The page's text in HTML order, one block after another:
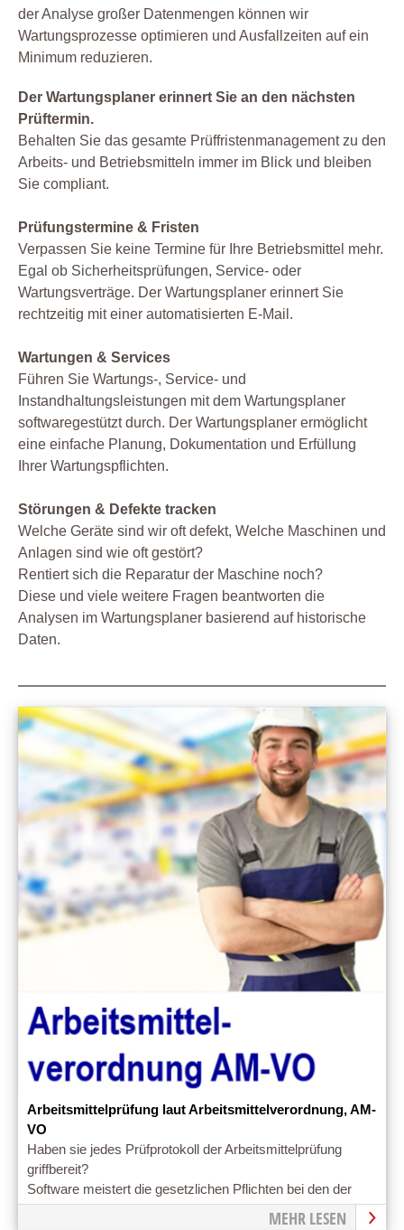
der Analyse großer Datenmengen können wir
Wartungsprozesse optimieren und Ausfallzeiten auf ein
Minimum reduzieren.
Der Wartungsplaner erinnert Sie an den nächsten
Prüftermin.
Behalten Sie das gesamte Prüffristenmanagement zu den
Arbeits- und Betriebsmitteln immer im Blick und bleiben
Sie compliant.
Prüfungstermine & Fristen
Verpassen Sie keine Termine für Ihre Betriebsmittel mehr.
Egal ob Sicherheitsprüfungen, Service- oder
Wartungsverträge. Der Wartungsplaner erinnert Sie
rechtzeitig mit einer automatisierten E-Mail.
Wartungen & Services
Führen Sie Wartungs-, Service- und
Instandhaltungsleistungen mit dem Wartungsplaner
softwaregestützt durch. Der Wartungsplaner ermöglicht
eine einfache Planung, Dokumentation und Erfüllung
Ihrer Wartungspflichten.
Störungen & Defekte tracken
Welche Geräte sind wir oft defekt, Welche Maschinen und
Anlagen sind wie oft gestört?
Rentiert sich die Reparatur der Maschine noch?
Diese und viele weitere Fragen beantworten die
Analysen im Wartungsplaner basierend auf historische
Daten.
Arbeitsmittelprüfung laut Arbeitsmittelverordnung, AM-
VO
Haben sie jedes Prüfprotokoll der Arbeitsmittelprüfung
griffbereit?
Software meistert die gesetzlichen Pflichten bei den der
Arbeitsmittelprüfung leichter.
MEHR LESEN